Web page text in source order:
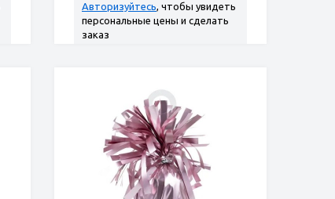
Авторизуйтесь, чтобы увидеть
персональные цены и сделать
заказ